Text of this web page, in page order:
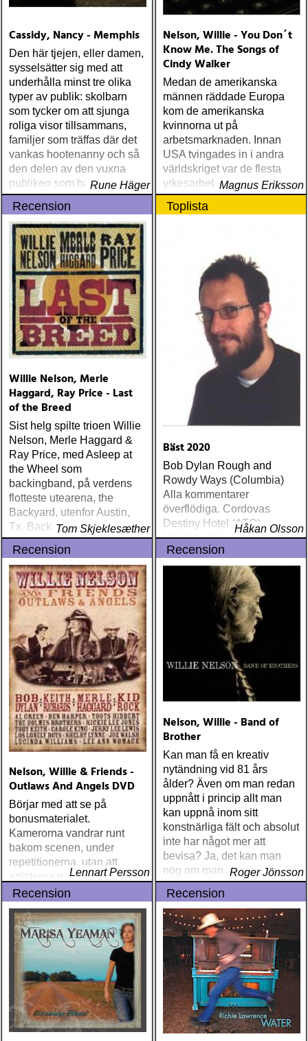
Cassidy, Nancy - Memphis
Den här tjejen, eller damen,
sysselsätter sig med att
underhålla minst tre olika
typer av publik: skolbarn
som tycker om att sjunga
roliga visor tillsammans,
familjer som träffas där det
vankas hootenanny och så
den delen av den vuxna
publiken som bara vill
lyssna och gillar country,
blues och vad helst som
kan kallas rootsy
Rune Häger
Nelson, Willie - You Don´t
Know Me. The Songs of
Cindy Walker
Medan de amerikanska
männen räddade Europa
kom de amerikanska
kvinnorna ut på
arbetsmarknaden. Innan
USA tvingades in i andra
världskriget var de flesta
yrkesarbetande kvinnor
unga och ensamstående.
Det förändrades raskt, efter
Magnus Eriksson
Recension
Willie Nelson, Merle
Haggard, Ray Price - Last
of the Breed
Sist helg spilte trioen Willie
Nelson, Merle Haggard &
Ray Price, med Asleep at
the Wheel som
backingband, på verdens
flotteste utearena, the
Backyard, utenfor Austin,
Tx. Backyard ligger et
kvarters kjøretur fra Willies
hjem, han åpner sesongen
der hver vår
Tom Skjeklesæther
Toplista
Bäst 2020
Bob Dylan Rough and
Rowdy Ways (Columbia)
Alla kommentarer
överflödiga. Cordovas
Destiny Hotel (ATO)
Världens bästa liveband
visar nu klassen även på
skiva
Håkan Olsson
Recension
Nelson, Willie & Friends -
Outlaws And Angels DVD
Börjar med att se på
bonusmaterialet.
Kamerorna vandrar runt
bakom scenen, under
repetitionerna, utan att
artisterna märkbart reagerar
på att de är där. Ser en lång
parad av väldigt gamla män
Lennart Persson
Recension
Nelson, Willie - Band of
Brother
Kan man få en kreativ
nytändning vid 81 års
ålder? Även om man redan
uppnått i princip allt man
kan uppnå inom sitt
konstnärliga fält och absolut
inte har något mer att
bevisa? Ja, det kan man
nog om man är ett geni.
Som Michelangelo. Eller
som Willie Nelson
Roger Jönsson
Recension Recension